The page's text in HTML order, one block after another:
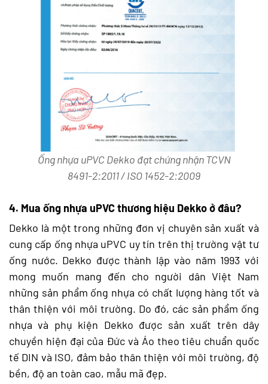
Ống nhựa uPVC Dekko đạt chứng nhận TCVN
8491-2:2011 / ISO 1452-2:2009
4. Mua ống nhựa uPVC thương hiệu Dekko ở đâu?
Dekko là một trong những đơn vị chuyên sản xuất và
cung cấp ống nhựa uPVC uy tín trên thị trường vật tư
ống nước. Dekko được thành lập vào năm 1993 với
mong muốn mang đến cho người dân Việt Nam
những sản phẩm ống nhựa có chất lượng hàng tốt và
thân thiện với môi trường. Do đó, các sản phẩm ống
nhựa và phụ kiện Dekko được sản xuất trên dây
chuyền hiện đại của Đức và Áo theo tiêu chuẩn quốc
tế DIN và ISO, đảm bảo thân thiện với môi trường, độ
bền, độ an toàn cao, mẫu mã đẹp.